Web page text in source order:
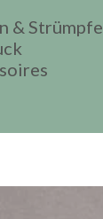
& Strümpfe